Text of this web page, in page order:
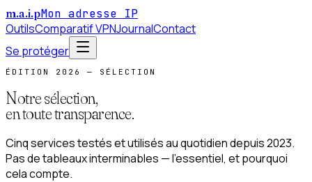
m.a.i.pMon adresse IP
OutilsComparatif VPNJournalContact
Se protéger
ÉDITION 2026 — SÉLECTION
Notre sélection,
en toute transparence.
Cinq services testés et utilisés au quotidien depuis 2023.
Pas de tableaux interminables — l'essentiel, et pourquoi
cela compte.